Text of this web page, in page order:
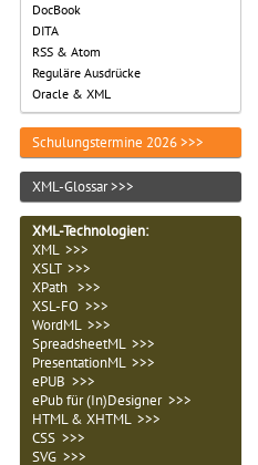
DocBook
DITA
RSS & Atom
Reguläre Ausdrücke
Oracle & XML
Schulungstermine 2026 >>>
XML-Glossar >>>
XML-Technologien:
XML >>>
XSLT >>>
XPath >>>
XSL-FO >>>
WordML >>>
SpreadsheetML >>>
PresentationML >>>
ePUB >>>
ePub für (In)Designer >>>
HTML & XHTML >>>
CSS >>>
SVG >>>